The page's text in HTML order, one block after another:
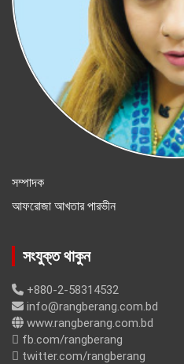
সম্পাদক
আফরোজা আখতার পারভীন
সংযুক্ত থাকুন
+880-2-58314532
info@rangberang.com.bd
www.rangberang.com.bd
fb.com/rangberang
twitter.com/rangberang